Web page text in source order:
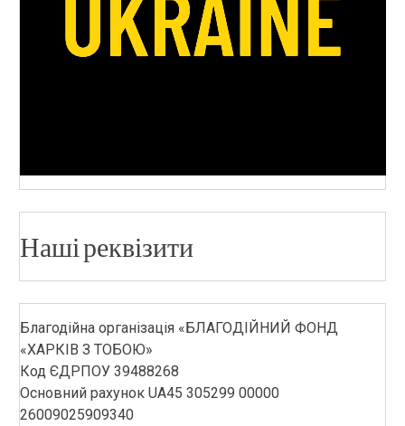
Наші реквізити
Благодійна організація «БЛАГОДІЙНИЙ ФОНД
«ХАРКІВ З ТОБОЮ»
Код ЄДРПОУ 39488268
Основний рахунок UA45 305299 00000
26009025909340